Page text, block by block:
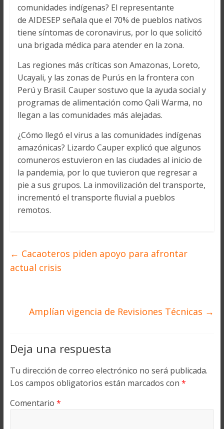
comunidades indígenas? El representante
de AIDESEP señala que el 70% de pueblos nativos
tiene síntomas de coronavirus, por lo que solicitó
una brigada médica para atender en la zona.
Las regiones más críticas son Amazonas, Loreto,
Ucayali, y las zonas de Purús en la frontera con
Perú y Brasil. Cauper sostuvo que la ayuda social y
programas de alimentación como Qali Warma, no
llegan a las comunidades más alejadas.
¿Cómo llegó el virus a las comunidades indígenas
amazónicas? Lizardo Cauper explicó que algunos
comuneros estuvieron en las ciudades al inicio de
la pandemia, por lo que tuvieron que regresar a
pie a sus grupos. La inmovilización del transporte,
incrementó el transporte fluvial a pueblos
remotos.
← Cacaoteros piden apoyo para afrontar
actual crisis
Amplían vigencia de Revisiones Técnicas →
Deja una respuesta
Tu dirección de correo electrónico no será publicada.
Los campos obligatorios están marcados con *
Comentario *